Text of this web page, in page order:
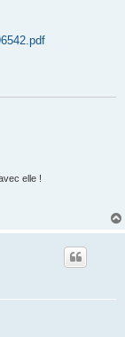
elle !